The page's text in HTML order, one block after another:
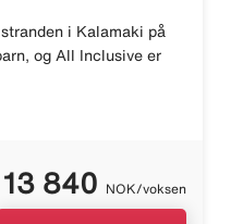
i Kalamaki på
og All Inclusive er
13 840 NOK/voksen